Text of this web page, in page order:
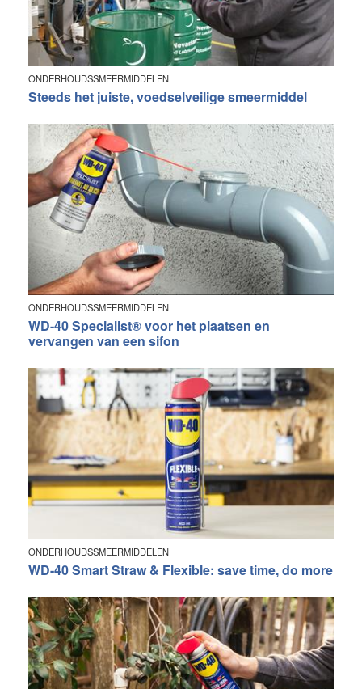
ONDERHOUDSSMEERMIDDELEN
Steeds het juiste, voedselveilige smeermiddel
ONDERHOUDSSMEERMIDDELEN
WD-40 Specialist® voor het plaatsen en
vervangen van een sifon
ONDERHOUDSSMEERMIDDELEN
WD-40 Smart Straw & Flexible: save time, do more